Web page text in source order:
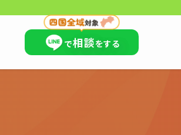
×
で相談をする